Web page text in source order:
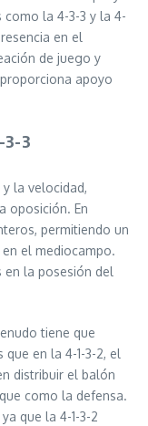
la 4-3-3 y la 4-
en el
de juego y
apoyo
3-3
la velocidad,
oposición. En
permitiendo un
el mediocampo.
en la posesión del
tiene que
en la 4-1-3-2, el
distribuir el balón
como la defensa.
que la 4-1-3-2